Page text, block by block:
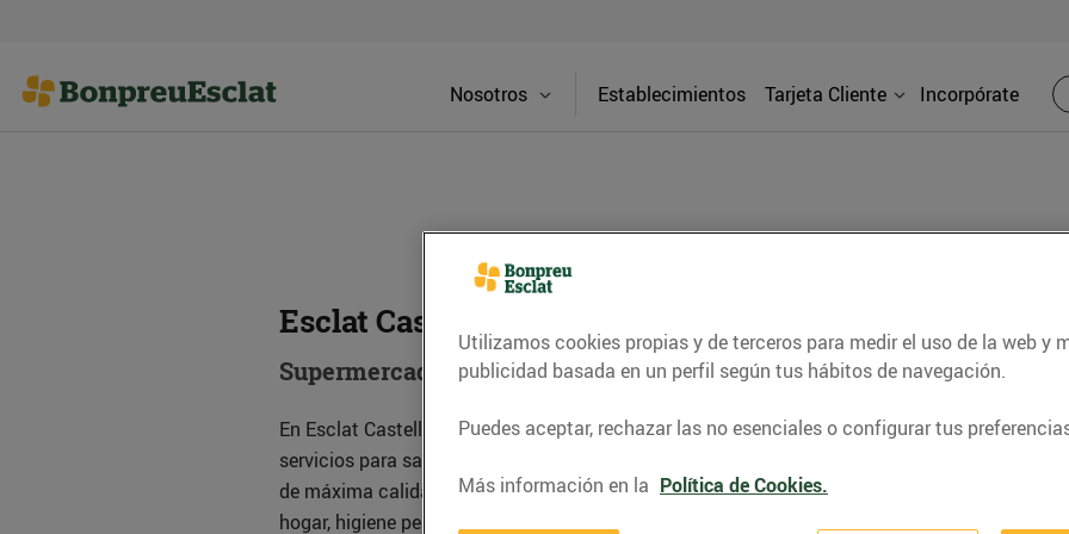
Nosotros Establecimientos Tarjeta Cliente Incorpórate
Esclat Castellbisbal
Supermercado
En Esclat Castellbisbal encontrarás una gran variedad de secciones y
servicios para satisfacer todas tus necesidades: productos frescos
de máxima calidad y de km0, comida para llevar, productos para el
hogar, higiene personal, y mucho más.
Av. Can
Utilizamos cookies propias y de terceros para medir el uso de la web y
publicidad basada en un perfil según tus hábitos de navegación.
Puedes aceptar, rechazar las no esenciales o configurar tus
Más información en la Política de Cookies.